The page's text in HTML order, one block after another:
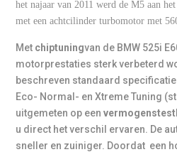
+ gereden km's. Niet elk
worden.
** Vermogensmeting
Dit model is
. Een
(Bij
100,-.)
het najaar van 2011 werd de M5 aan
met een achtcilinder turbomotor met
Met chiptuningvan de BMW 525i
motorprestaties sterk verbeterd
beschreven standaard
Eco- Normal- en Xtreme Tuning
uitgemeten op een
u direct het verschil ervaren. De
sneller en zuiniger. Doordat een